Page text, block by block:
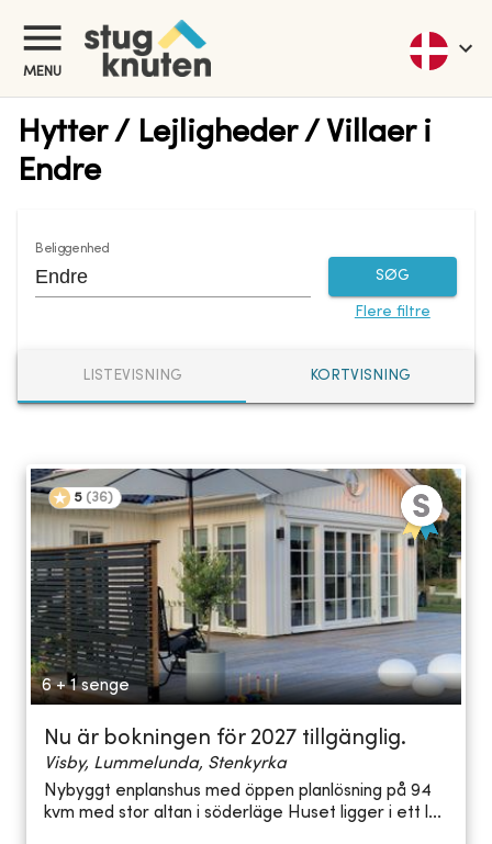
MENU
Hytter / Lejligheder / Villaer i
Endre
Beliggenhed
SØG
Flere filtre
LISTEVISNING KORTVISNING
5 (36)
6 + 1 senge
Nu är bokningen för 2027 tillgänglig.
Visby, Lummelunda, Stenkyrka
Nybyggt enplanshus med öppen planlösning på 94
kvm med stor altan i söderläge Huset ligger i ett l...